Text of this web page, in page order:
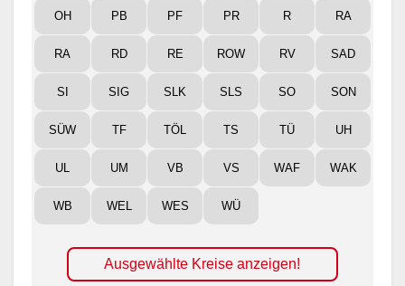
OH PB PF PR R RA
RA RD RE ROW RV SAD
SI SIG SLK SLS SO SON
SÜW TF TÖL TS TÜ UH
UL UM VB VS WAF WAK
WB WEL WES WÜ
Ausgewählte Kreise anzeigen!